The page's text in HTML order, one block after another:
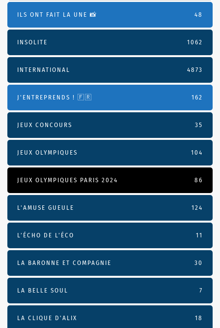
ILS ONT FAIT LA UNE 📸 48
INSOLITE 1062
INTERNATIONAL 4873
J'ENTREPRENDS ! 🇫🇷 162
JEUX CONCOURS 35
JEUX OLYMPIQUES 104
JEUX OLYMPIQUES PARIS 2024 86
L'AMUSE GUEULE 124
L’ÉCHO DE L’ÉCO 11
LA BARONNE ET COMPAGNIE 30
LA BELLE SOUL 7
LA CLIQUE D'ALIX 18